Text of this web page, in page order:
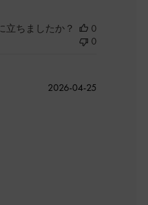
立ちましたか？
0
0
公
2026-04-25